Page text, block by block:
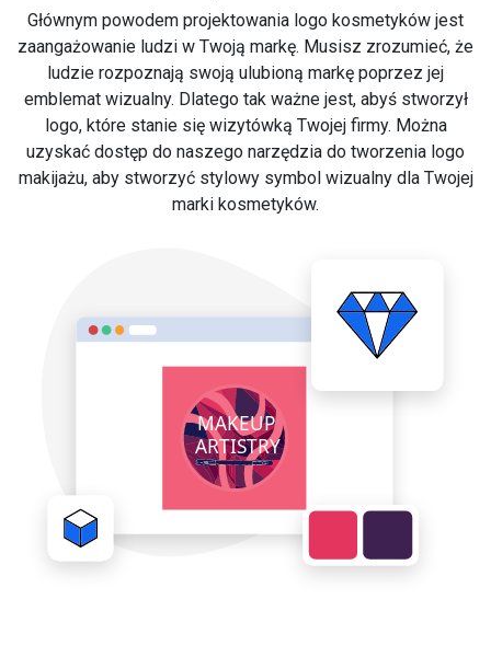
Głównym powodem projektowania logo kosmetyków jest
zaangażowanie ludzi w Twoją markę. Musisz zrozumieć, że
ludzie rozpoznają swoją ulubioną markę poprzez jej
emblemat wizualny. Dlatego tak ważne jest, abyś stworzył
logo, które stanie się wizytówką Twojej firmy. Można
uzyskać dostęp do naszego narzędzia do tworzenia logo
makijażu, aby stworzyć stylowy symbol wizualny dla Twojej
marki kosmetyków.